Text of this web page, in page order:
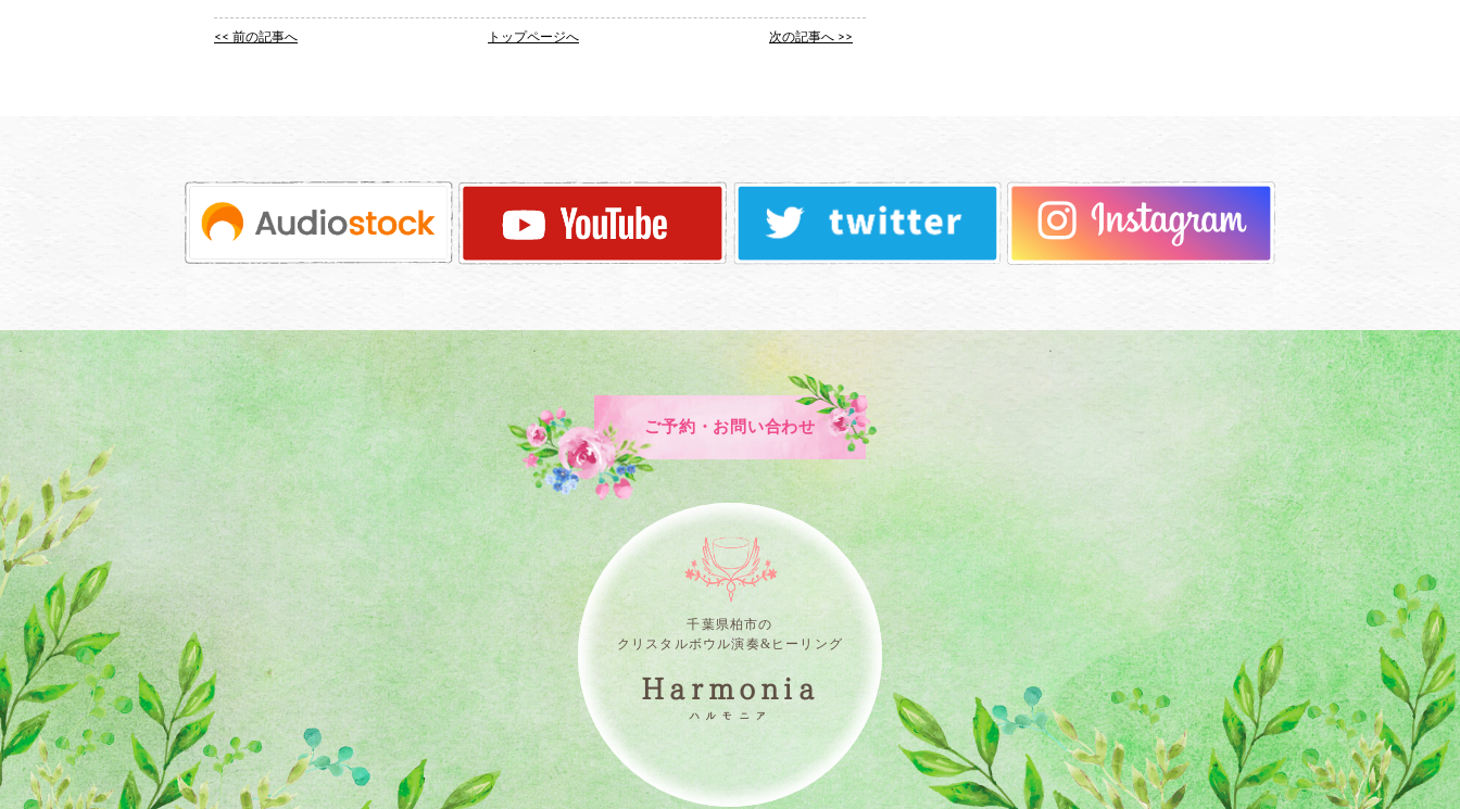
<< 前の記事へ トップページへ 次の記事へ >>
ご予約・お問い合わせ
千葉県柏市の
クリスタルボウル演奏&ヒーリング
Harmonia
ハルモニア